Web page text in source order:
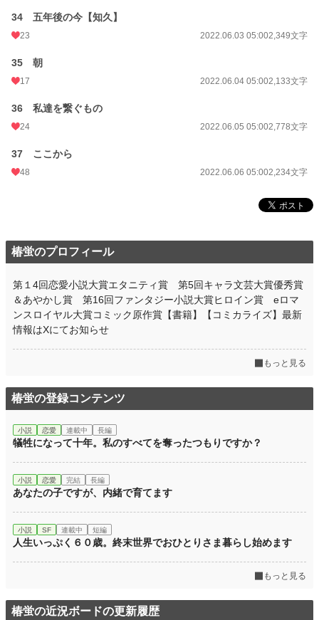
34 五年後の今【知久】
23 2022.06.03 05:002,349文字
35 朝
17 2022.06.04 05:002,133文字
36 私達を繋ぐもの
24 2022.06.05 05:002,778文字
37 ここから
48 2022.06.06 05:002,234文字
椿蛍のプロフィール
第１4回恋愛小説大賞エタニティ賞 第5回キャラ文芸大賞優秀賞
＆あやかし賞 第16回ファンタジー小説大賞ヒロイン賞 eロマ
ンスロイヤル大賞コミック原作賞【書籍】【コミカライズ】最新
情報はXにてお知らせ
もっと見る
椿蛍の登録コンテンツ
小説 恋愛 連載中 長編
犠牲になって十年。私のすべてを奪ったつもりですか？
小説 恋愛 完結 長編
あなたの子ですが、内緒で育てます
小説 SF 連載中 短編
人生いっぷく６０歳。終末世界でおひとりさま暮らし始めます
もっと見る
椿蛍の近況ボードの更新履歴